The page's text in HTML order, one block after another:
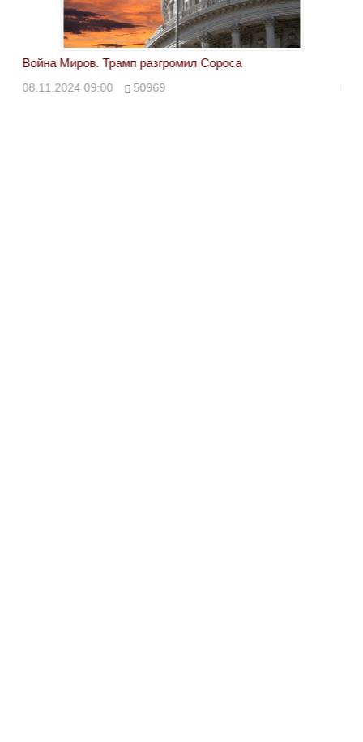
Война Миров. Трамп разгромил Сороса
08.11.2024 09:00 50969